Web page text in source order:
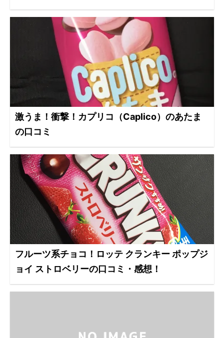
激うま！衝撃！カプリコ（Caplico）のあたま
の口コミ
フルーツ系チョコ！ロッテ クランキー ポップジ
ョイ ストロベリーの口コミ・感想！